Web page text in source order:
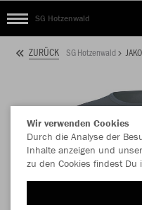
SG Hotzenwald
ZURÜCK SG Hotzenwald
Wir verwenden Cookies
Durch die Analyse der
Inhalte anzeigen und
zu den Cookies findest Du